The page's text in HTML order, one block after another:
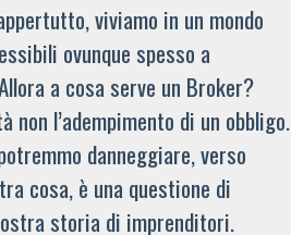
viviamo in un mondo
ovunque spesso a
a cosa serve un Broker?
l’adempimento di un obbligo.
danneggiare, verso
cosa, è una questione di
storia di imprenditori.